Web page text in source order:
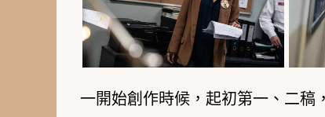
一開始創作時候，起初第一、二稿